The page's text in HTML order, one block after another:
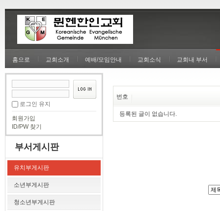
홈으로 교회소개 예배/모임안내 교회소식 교회내 부서
로그인 유지
회원가입
ID/PW 찾기
부서게시판
유치부게시판
소년부게시판
청소년부게시판
번호
등록된 글이 없습니다.